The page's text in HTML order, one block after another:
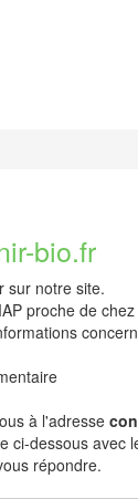
bio.fr
sur notre site.
proche de
à l'adresse
ci-dessous avec
répondre.